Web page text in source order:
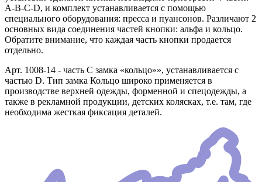
A-B-C-D, и комплект устанавливается с помощью
специального оборудования: пресса и пуансонов. Различают 2
основных вида соединения частей кнопки: альфа и кольцо.
Обратите внимание, что каждая часть кнопки продается
отдельно.
Арт. 1008-14 - часть C замка «кольцо»», устанавливается с
частью D. Тип замка Кольцо широко применяется в
производстве верхней одежды, форменной и спецодежды, а
также в рекламной продукции, детских колясках, т.е. там, где
необходима жесткая фиксация деталей.